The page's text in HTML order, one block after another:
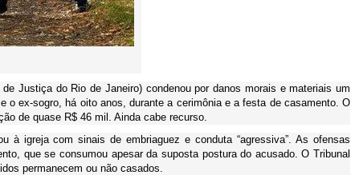
Justiça do Rio de Janeiro) condenou por danos morais e materiais um
o ex-sogro, há oito anos, durante a cerimônia e a festa de casamento. O
de quase R$ 46 mil. Ainda cabe recurso.
à igreja com sinais de embriaguez e conduta “agressiva”. As ofensas
que se consumou apesar da suposta postura do acusado. O Tribunal
permanecem ou não casados.